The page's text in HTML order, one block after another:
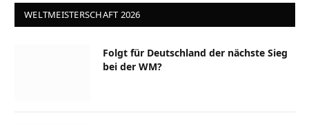
WELTMEISTERSCHAFT 2026
Folgt für Deutschland der nächste Sieg
bei der WM?